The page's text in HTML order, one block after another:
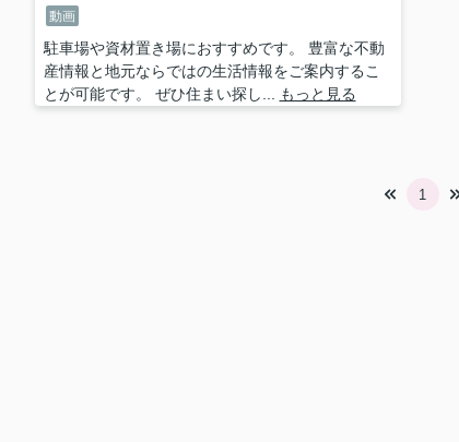
動画
駐車場や資材置き場におすすめです。 豊富な不動
産情報と地元ならではの生活情報をご案内するこ
とが可能です。 ぜひ住まい探し...
もっと見る
1